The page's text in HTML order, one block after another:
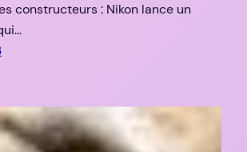
constructeurs : Nikon lance un